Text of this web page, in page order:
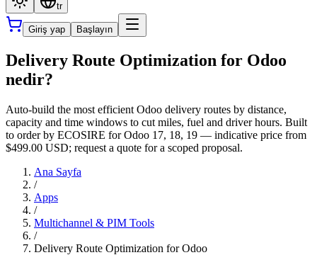
tr
Giriş yap Başlayın
Delivery Route Optimization for Odoo
nedir?
Auto-build the most efficient Odoo delivery routes by distance,
capacity and time windows to cut miles, fuel and driver hours. Built
to order by ECOSIRE for Odoo 17, 18, 19 — indicative price from
$499.00 USD; request a quote for a scoped proposal.
Ana Sayfa
/
Apps
/
Multichannel & PIM Tools
/
Delivery Route Optimization for Odoo